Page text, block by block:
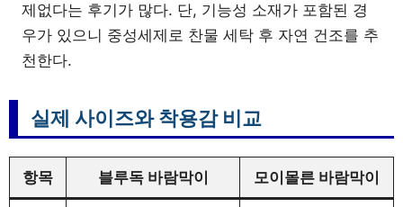
제없다는 후기가 많다. 단, 기능성 소재가 포함된 경
우가 있으니 중성세제로 찬물 세탁 후 자연 건조를 추
천한다.
실제 사이즈와 착용감 비교
항목 블루독 바람막이 모이몰른 바람막이